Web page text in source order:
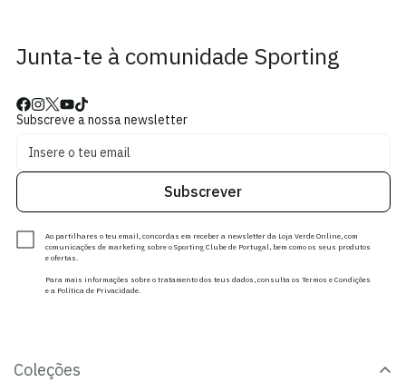
Junta-te à comunidade Sporting
Subscreve a nossa newsletter
Subscrever
Ao partilhares o teu email, concordas em receber a newsletter da Loja Verde Online, com
comunicações de marketing sobre o Sporting Clube de Portugal, bem como os seus produtos
e ofertas.
Para mais informações sobre o tratamento dos teus dados, consulta os Termos e Condições
e a Política de Privacidade.
Coleções